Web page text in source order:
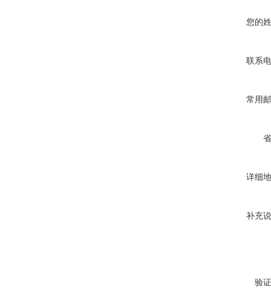
您的
联系
常用
详细
补充
验